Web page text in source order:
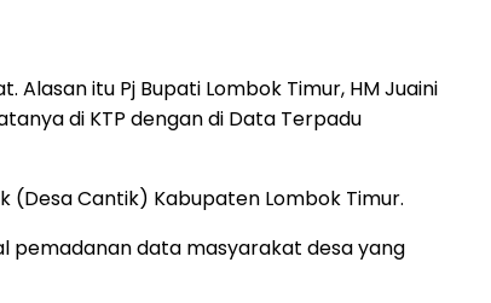
itu Pj Bupati Lombok Timur, HM Juaini
di KTP dengan di Data Terpadu
(Desa Cantik) Kabupaten Lombok Timur.
pemadanan data masyarakat desa yang